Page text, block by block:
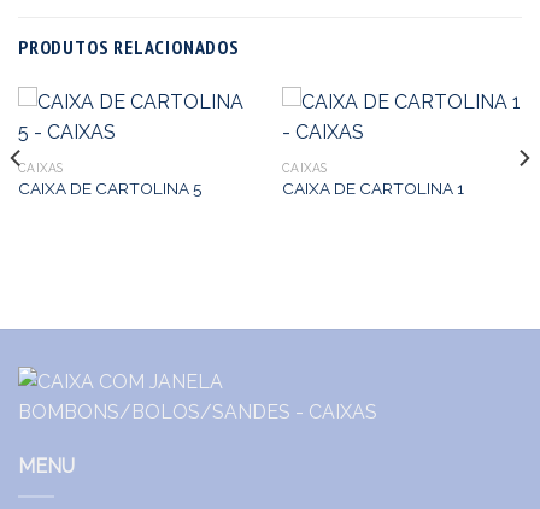
PRODUTOS RELACIONADOS
CAIXAS
CAIXA DE CARTOLINA 5
CAIXAS
CAIXA DE CARTOLINA 1
MENU